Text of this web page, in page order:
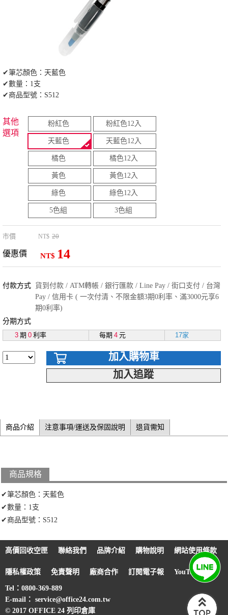
✔筆芯顏色：天藍色
✔數量：1支
✔商品型號：S512
其他
選項
粉紅色 粉紅色12入
天藍色 天藍色12入
橘色 橘色12入
黃色 黃色12入
綠色 綠色12入
5色組 3色組
市價 NT$ 20
優惠價 NT$ 14
付款方式 貨到付款 / ATM轉帳 / 銀行匯款 / Line Pay / 街口支付 / 台灣
Pay / 信用卡 ( 一次付清、不限金額3期0利率、滿3000元享6
期0利率)
分期方式
3 期 0 利率 每期 4 元 17家
加入購物車
加入追蹤
商品介紹 注意事項/運送及保固說明 退貨需知
商品規格
✔筆芯顏色：天藍色
✔數量：1支
✔商品型號：S512
高價回收空匣 聯絡我們 品牌介紹 購物說明 網站使用條款
隱私權政策 免責聲明 廠商合作 訂閱電子報 YouTube
Tel：0800-369-889
E-mail： service@office24.com.tw
© 2017 OFFICE 24 列印倉庫